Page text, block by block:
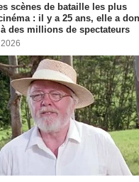
scènes de bataille les plus
: il y a 25 ans, elle a
des millions de spectateurs